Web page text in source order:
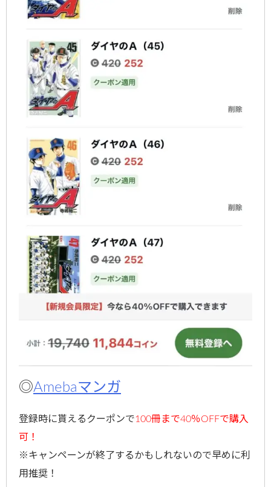
◎Amebaマンガ
登録時に貰えるクーポンで100冊まで40％OFFで購入
可！
※キャンペーンが終了するかもしれないので早めに利
用推奨！